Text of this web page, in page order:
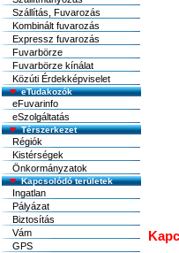
Szállítás, Fuvarozás
Kombinált fuvarozás
Expressz fuvarozás
Fuvarbörze
Fuvarbörze kínálat
Közúti Érdekképviselet
eTudakozók
eFuvarinfo
eSzolgáltatás
Térszerkezet
Régiók
Kistérségek
Önkormányzatok
Kapcsolódó területek
Ingatlan
Pályázat
Biztosítás
Vám
GPS